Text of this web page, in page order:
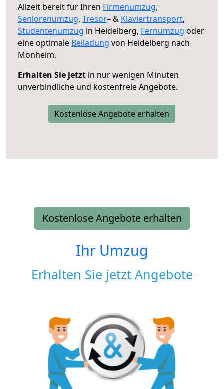
Allzeit bereit für Ihren Firmenumzug,
Seniorenumzug, Tresor– & Klaviertransport,
Studentenumzug in Heidelberg, Fernumzug oder
eine optimale Beiladung von Heidelberg nach
Monheim.
Erhalten Sie jetzt in nur wenigen Minuten
unverbindliche und kostenfreie Angebote.
Kostenlose Angebote erhalten
Kostenlose Angebote erhalten
Ihr Umzug
Erhalten Sie jetzt Angebote